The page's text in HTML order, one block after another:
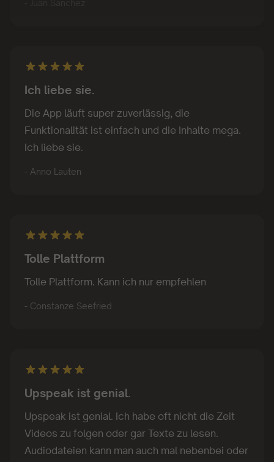
Funktionalität ist einfach und die Inhalte mega.
Ich liebe sie.
Upspeak ist genial. Ich habe oft nicht die Zeit
Videos zu folgen oder gar Texte zu lesen.
Audiodateien kann man auch mal nebenbei oder
beim Spaziergang mit dem Hund genießen. Und